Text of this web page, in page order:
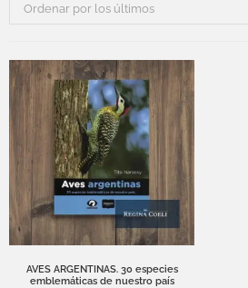
Ordenar por los últimos
AVES ARGENTINAS. 30 especies
emblemáticas de nuestro país